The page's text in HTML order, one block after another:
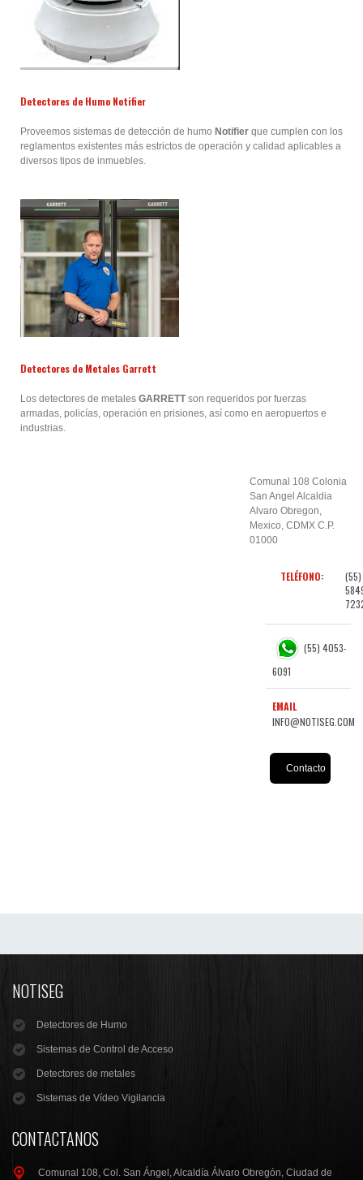
Detectores de Humo Notifier
Proveemos sistemas de detección de humo Notifier que cumplen con los
reglamentos existentes más estrictos de operación y calidad aplicables a
diversos tipos de inmuebles.
Detectores de Metales Garrett
Los detectores de metales GARRETT son requeridos por fuerzas
armadas, policías, operación en prisiones, así como en aeropuertos e
industrias.
Comunal 108 Colonia
San Angel Alcaldia
Alvaro Obregon,
Mexico, CDMX C.P.
01000
TELÉFONO:
(55)
(55) 4053-
6091
EMAIL
INFO@NOTISEG.COM
Contacto
NOTISEG
Detectores de Humo
Sistemas de Control de Acceso
Detectores de metales
Sistemas de Vídeo Vigilancia
CONTACTANOS
Comunal 108, Col. San Ángel, Alcaldía Álvaro Obregón, Ciudad de